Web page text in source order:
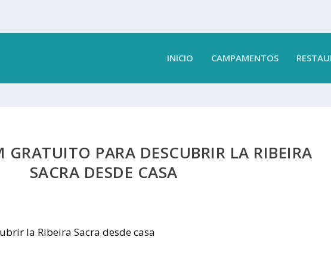
INICIO CAMPAMENTOS
GRATUITO PARA DESCUBRIR LA RIBEIRA
SACRA DESDE CASA